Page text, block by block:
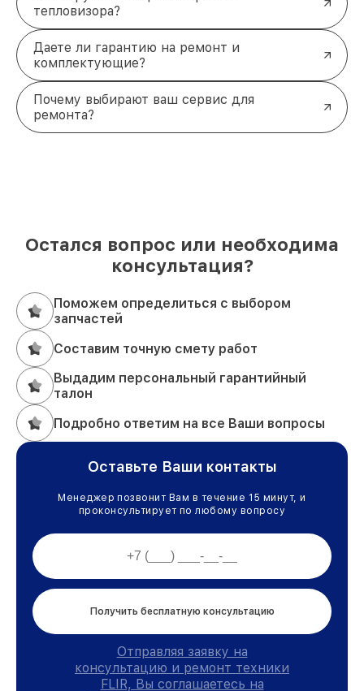
тепловизора?
Даете ли гарантию на ремонт и
комплектующие?
Почему выбирают ваш сервис для
ремонта?
Остался вопрос или необходима
консультация?
Поможем определиться с выбором
запчастей
Составим точную смету работ
Выдадим персональный гарантийный
талон
Подробно ответим на все Ваши вопросы
Оставьте Ваши контакты
Менеджер позвонит Вам в течение 15 минут, и
проконсультирует по любому вопросу
Получить бесплатную консультацию
Отправляя заявку на
консультацию и ремонт техники
FLIR, Вы соглашаетесь на